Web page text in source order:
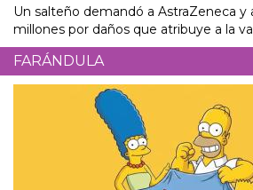
Un salteño demandó a AstraZeneca y
millones por daños que atribuye a la
FARÁNDULA